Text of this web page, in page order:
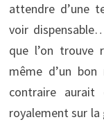
attendre d’une
voir
que l’on trouve
même d’un
contraire
royalement sur la